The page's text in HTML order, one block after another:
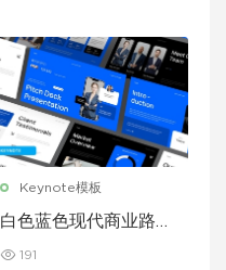
Keynote模板
白色蓝色现代商业路演
板
191